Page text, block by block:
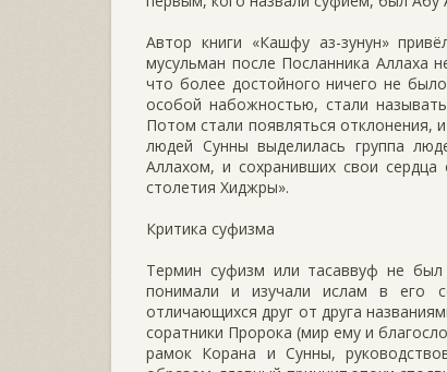
Автор книги «Кашфу аз-зунун»
мусульман после Посланника Аллаха
что более достойного ничего не
особой набожностью, стали
Потом стали появляться отклонения,
людей Сунны выделилась группа
Аллахом, и сохранивших свои
столетия Хиджры».
Критика суфизма
Термин суфизм или тасаввуф не был
понимали и изучали ислам в его
отличающихся друг от друга
соратники Пророка (мир ему и
рамок Корана и Сунны,